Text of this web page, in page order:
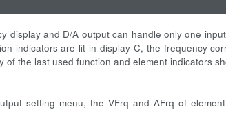
display and D/A output can handle only one
indicators are lit in display C, the frequency
of the last used function and element indicators
setting menu, the VFrq and AFrq of